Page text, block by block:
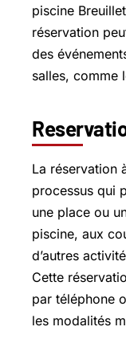
piscine
réservation
des
salles, comme
La réservation
processus qui
une place ou
piscine, aux
d’autres
Cette
par téléphone
les modalités